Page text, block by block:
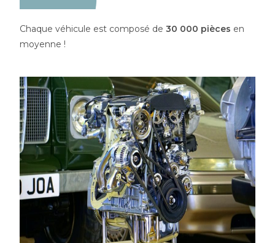
Chaque véhicule est composé de30 000 pièces en
moyenne !